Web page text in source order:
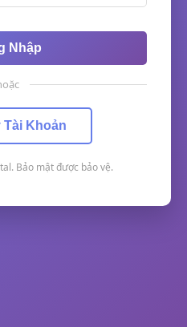
Nhập
Khoản
Bảo mật được bảo vệ.